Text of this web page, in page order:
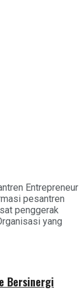
Entrepreneur
pesantren
penggerak
yang
Bersinergi